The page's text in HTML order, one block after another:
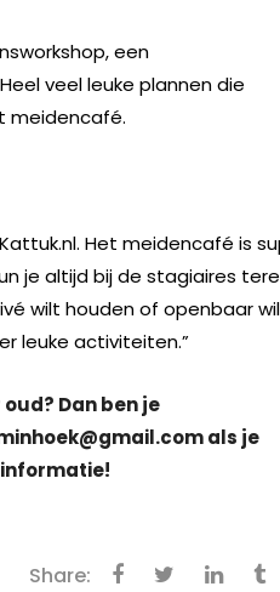
een
veel leuke plannen die
meidencafé.
Het meidencafé is
je altijd bij de stagiaires
wilt houden of openbaar wil
leuke activiteiten.”
Dan ben je
als je
informatie!
Share: